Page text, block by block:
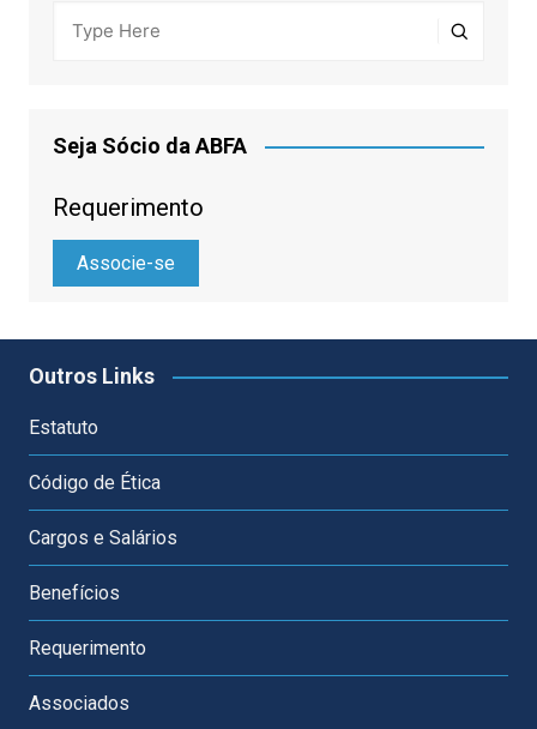
Seja Sócio da ABFA
Requerimento
Associe-se
Outros Links
Estatuto
Código de Ética
Cargos e Salários
Benefícios
Requerimento
Associados